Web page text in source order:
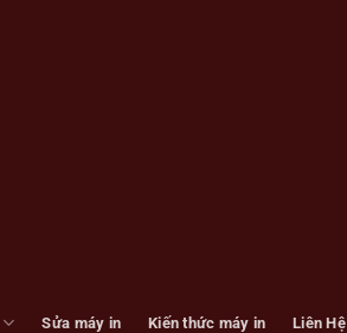
Sửa máy in Kiến thức máy in Liên Hệ